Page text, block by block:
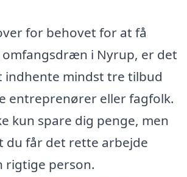
for behovet for at få
i Nyrup, er det
indhente mindst tre tilbud
entreprenører eller fagfolk.
kun spare dig penge, men
du får det rette arbejde
rigtige person.